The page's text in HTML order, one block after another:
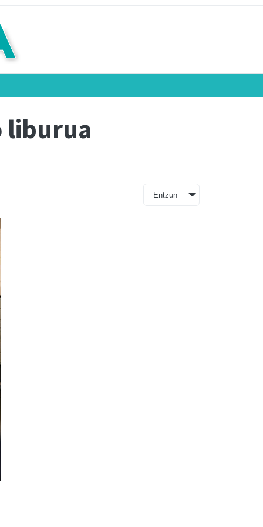
liburua
Entzun